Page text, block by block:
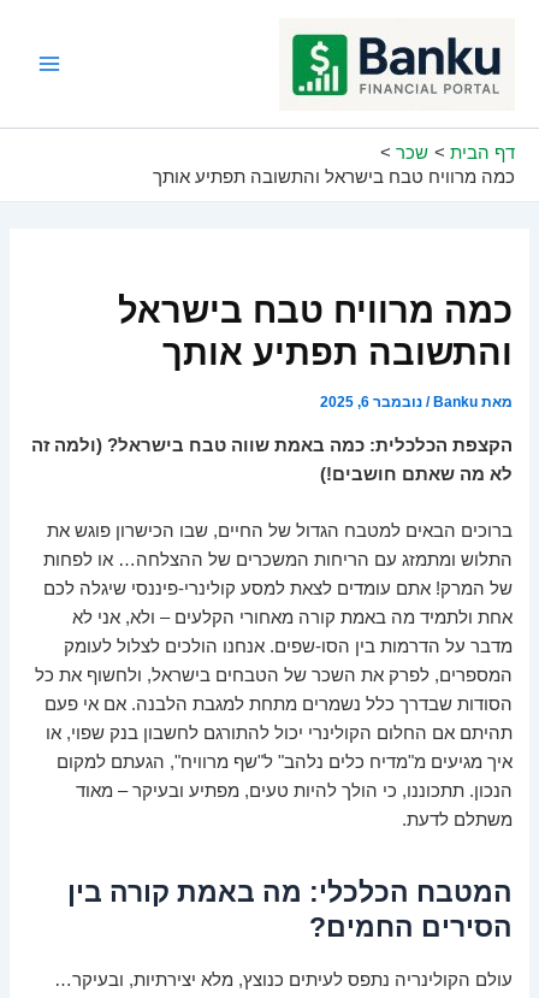
דף הבית
שכר
כמה מרוויח טבח בישראל והתשובה תפתיע אותך
כמה מרוויח טבח בישראל
והתשובה תפתיע אותך
מאתBanku
/נובמבר 6, 2025
הקצפת הכלכלית: כמה באמת שווה טבח בישראל? (ולמה זה
לא מה שאתם חושבים!)
ברוכים הבאים למטבח הגדול של החיים, שבו הכישרון פוגש את
התלוש ומתמזג עם הריחות המשכרים של ההצלחה… או לפחות
של המרק! אתם עומדים לצאת למסע קולינרי-פיננסי שיגלה לכם
אחת ולתמיד מה באמת קורה מאחורי הקלעים – ולא, אני לא
מדבר על הדרמות בין הסו-שפים. אנחנו הולכים לצלול לעומק
המספרים, לפרק את השכר של הטבחים בישראל, ולחשוף את כל
הסודות שבדרך כלל נשמרים מתחת למגבת הלבנה. אם אי פעם
תהיתם אם החלום הקולינרי יכול להתורגם לחשבון בנק שפוי, או
איך מגיעים מ"מדיח כלים נלהב" ל"שף מרוויח", הגעתם למקום
הנכון. תתכוננו, כי הולך להיות טעים, מפתיע ובעיקר – מאוד
משתלם לדעת.
המטבח הכלכלי: מה באמת קורה בין
הסירים החמים?
עולם הקולינריה נתפס לעיתים כנוצץ, מלא יצירתיות, ובעיקר…